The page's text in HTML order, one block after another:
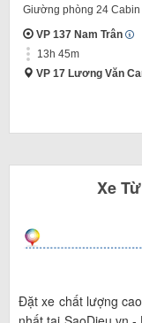
Giường phòng 24 Cabin
VP 137 Nam Trân
13h 45m
VP 17 Lương Văn
XeTừ
Đặt xe chất lượng